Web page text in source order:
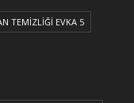
TEMİZLİĞİ EVKA 5